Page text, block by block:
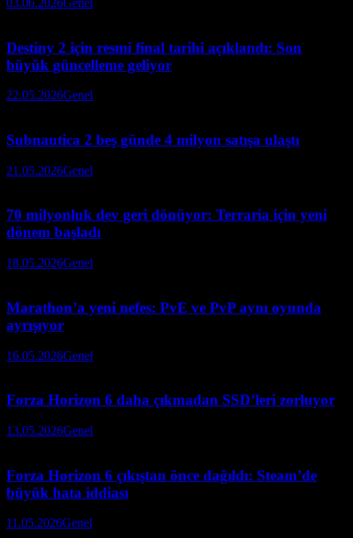
Destiny 2 için resmi final tarihi açıklandı: Son
büyük güncelleme geliyor
22.05.2026Genel
Subnautica 2 beş günde 4 milyon satışa ulaştı
21.05.2026Genel
70 milyonluk dev geri dönüyor: Terraria için yeni
dönem başladı
18.05.2026Genel
Marathon’a yeni nefes: PvE ve PvP aynı oyunda
ayrışıyor
16.05.2026Genel
Forza Horizon 6 daha çıkmadan SSD’leri zorluyor
13.05.2026Genel
Forza Horizon 6 çıkıştan önce dağıldı: Steam’de
büyük hata iddiası
11.05.2026Genel